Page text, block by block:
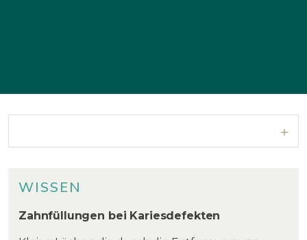
WISSEN
Zahnfüllungen bei Kariesdefekten